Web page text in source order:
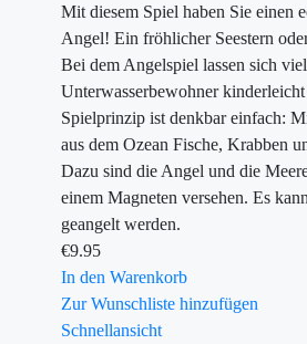
Mit diesem Spiel haben Sie einen
Angel! Ein fröhlicher Seestern
Bei dem Angelspiel lassen sich
Unterwasserbewohner
Spielprinzip ist denkbar einfach:
aus dem Ozean Fische, Krabben
Dazu sind die Angel und die
einem Magneten versehen. Es
geangelt werden.
€9.95
In den Warenkorb
Zur Wunschliste hinzufügen
Schnellansicht